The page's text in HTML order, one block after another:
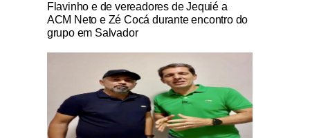
Flavinho e de vereadores de Jequié a
ACM Neto e Zé Cocá durante encontro do
grupo em Salvador